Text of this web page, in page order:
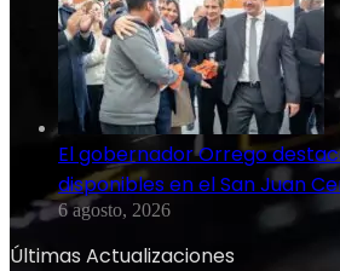
El gobernador Orrego
disponibles en el San Juan
6 agosto, 2026
Últimas Actualizaciones